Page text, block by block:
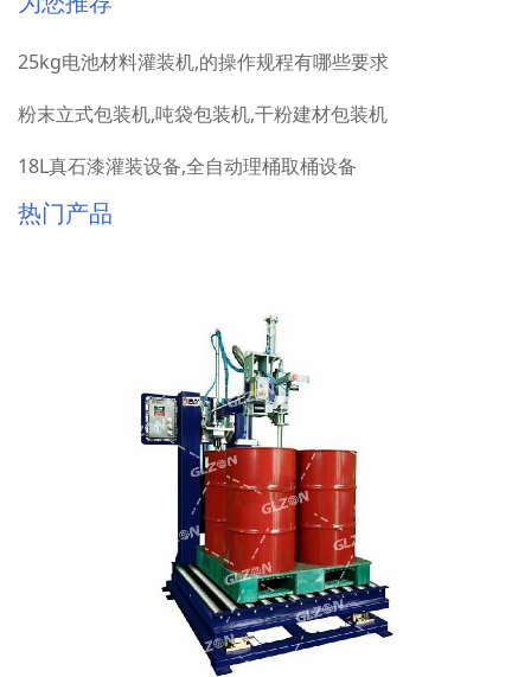
25kg电池材料灌装机,的操作规程有哪些要求
粉末立式包装机,吨袋包装机,干粉建材包装机
18L真石漆灌装设备,全自动理桶取桶设备
热门产品